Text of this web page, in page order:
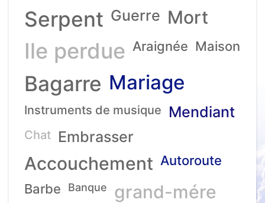
Serpent Guerre Mort
Ile perdue Araignée Maison
Bagarre Mariage
Instruments de musique Mendiant
Chat Embrasser
Accouchement Autoroute
Barbe
Banque grand-mére